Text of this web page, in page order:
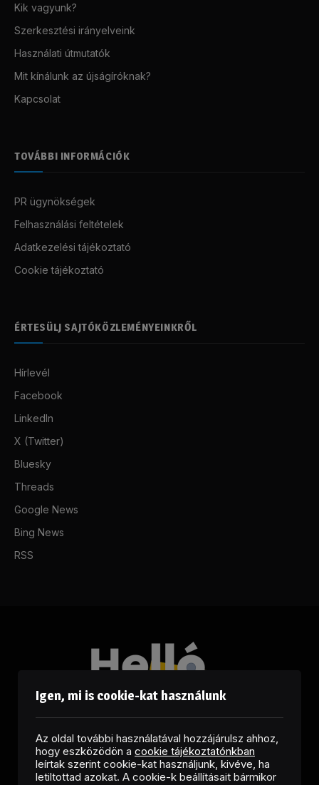
Kik vagyunk?
Szerkesztési irányelveink
Használati útmutatók
Mit kínálunk az újságíróknak?
Kapcsolat
TOVÁBBI INFORMÁCIÓK
PR ügynökségek
Felhasználási feltételek
Adatkezelési tájékoztató
Cookie tájékoztató
ÉRTESÜLJ SAJTÓKÖZLEMÉNYEINKRŐL
Hírlevél
Facebook
LinkedIn
X (Twitter)
Bluesky
Threads
Google News
Bing News
RSS
Igen, mi is cookie-kat használunk
Az oldal további használatával hozzájárulsz ahhoz,
hogy eszközödön a cookie tájékoztatónkban
leírtak szerint cookie-kat használjunk, kivéve, ha
letiltottad azokat. A cookie-k beállításait bármikor